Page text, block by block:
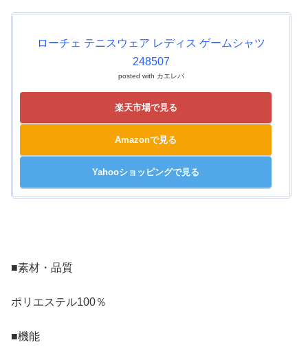
ローチェ テニスウェア レディス ゲームシャツ
248507
posted with カエレバ
楽天市場で見る
Amazonで見る
Yahooショッピングで見る
■素材・品質
ポリエステル100％
■機能